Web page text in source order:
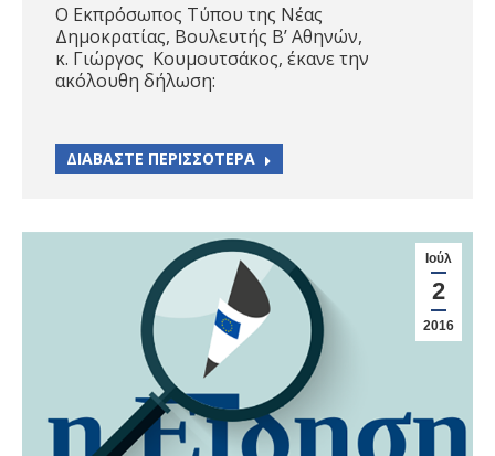
Ο Εκπρόσωπος Τύπου της Νέας
Δημοκρατίας, Βουλευτής Β’ Αθηνών,
κ. Γιώργος Κουμουτσάκος, έκανε την
ακόλουθη δήλωση:
ΔΙΑΒΑΣΤΕ ΠΕΡΙΣΣΟΤΕΡΑ
Ιούλ
2
2016